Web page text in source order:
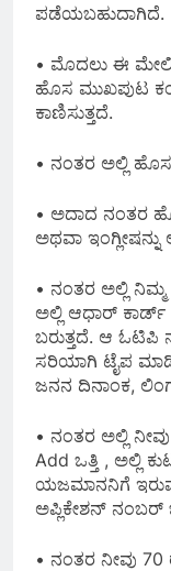
ಪಡೆಯಬಹುದಾಗಿದೆ.
• ಮೊದಲು ಈ
ಹೊಸ ಮುಖಪುಟ
ಕಾಣಿಸುತ್ತದೆ.
• ನಂತರ ಅಲ್ಲಿ
• ಅದಾದ ನಂತರ
ಅಥವಾ
• ನಂತರ ಅಲ್ಲಿ
ಅಲ್ಲಿ ಆಧಾರ್
ಬರುತ್ತದೆ. ಆ ಓಟಿಪಿ
ಸರಿಯಾಗಿ ಟೈಪ
ಜನನ ದಿನಾಂಕ,
• ನಂತರ ಅಲ್ಲಿ
Add ಒತ್ತಿ , ಅಲ್ಲಿ
ಯಜಮಾನನಿಗೆ
ಅಪ್ಲಿಕೇಶನ್ ನಂಬರ್
• ನಂತರ ನೀವು